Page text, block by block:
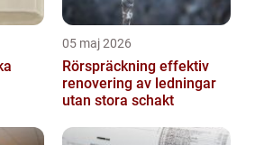
05 maj 2026
Rörspräckning effektiv
renovering av ledningar
utan stora schakt